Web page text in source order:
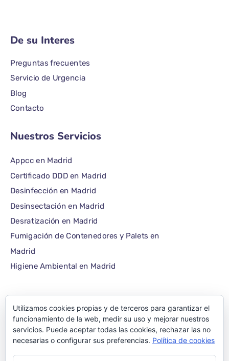
De su Interes
Preguntas frecuentes
Servicio de Urgencia
Blog
Contacto
Nuestros Servicios
Appcc en Madrid
Certificado DDD en Madrid
Desinfección en Madrid
Desinsectación en Madrid
Desratización en Madrid
Fumigación de Contenedores y Palets en
Madrid
Higiene Ambiental en Madrid
©1986 – 2022 — E-plagas.com
Empresa de control
Utilizamos cookies propias y de terceros para garantizar el
funcionamiento de la web, medir su uso y mejorar nuestros
servicios. Puede aceptar todas las cookies, rechazar las no
necesarias o configurar sus preferencias. Política de cookies